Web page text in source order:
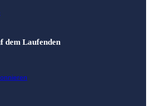
dem Laufenden